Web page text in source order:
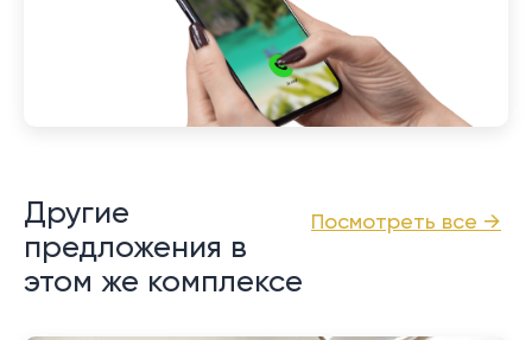
Посмотреть все →
Другие
предложения в
этом же комплексе